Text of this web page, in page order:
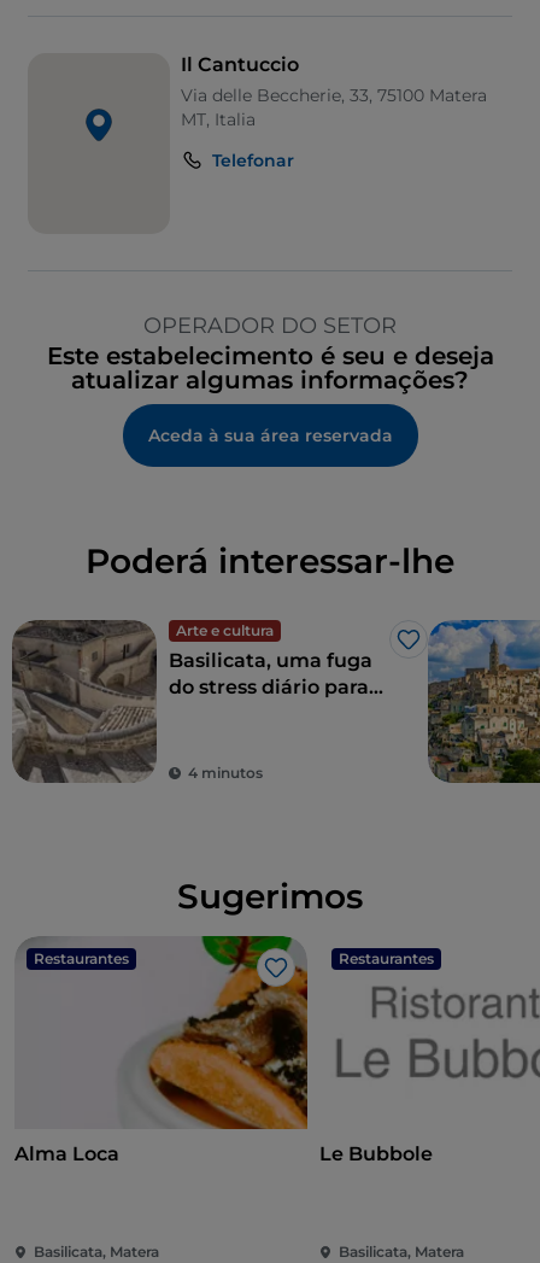
Il Cantuccio
Via delle Beccherie, 33, 75100 Matera
MT, Italia
Telefonar
OPERADOR DO SETOR
Este estabelecimento é seu e deseja
atualizar algumas informações?
Aceda à sua área reservada
Poderá interessar-lhe
Arte e cultura
Gosto
Basilicata, uma fuga
do stress diário para
4 minutos
Sugerimos
Restaurantes
Gosto
Alma Loca
Basilicata, Matera
Restaurantes
Le Bubbole
Basilicata, Matera